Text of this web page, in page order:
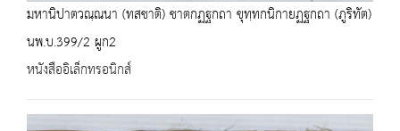
มหานิปาตวณฺณนา (ทสชาติ) ชาตกฏฐกถา ขุทฺทกนิกายฏฐกถา (ภูริทัต)
นพ.บ.399/2 ผูก2
หนังสืออิเล็กทรอนิกส์